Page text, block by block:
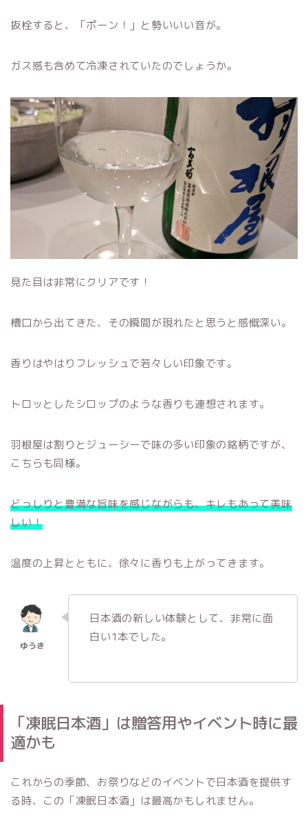
抜栓すると、「ポーン！」と勢いいい音が。
ガス感も含めて冷凍されていたのでしょうか。
見た目は非常にクリアです！
槽口から出てきた、その瞬間が現れたと思うと感慨深い。
香りはやはりフレッシュで若々しい印象です。
トロッとしたシロップのような香りも連想されます。
羽根屋は割りとジューシーで味の多い印象の銘柄ですが、
こちらも同様。
どっしりと豊満な旨味を感じながらも、キレもあって美味
しい！
温度の上昇とともに、徐々に香りも上がってきます。
日本酒の新しい体験として、非常に面
白い1本でした。
「凍眠日本酒」は贈答用やイベント時に最
適かも
これからの季節、お祭りなどのイベントで日本酒を提供す
る時、この「凍眠日本酒」は最高かもしれません。